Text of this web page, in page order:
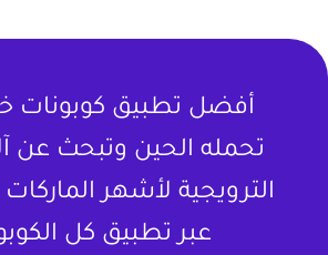
أفضل تطبيق كوبونات
تحمله الحين وتبحث عن
الترويجية لأشهر
عبر تطبيق كل